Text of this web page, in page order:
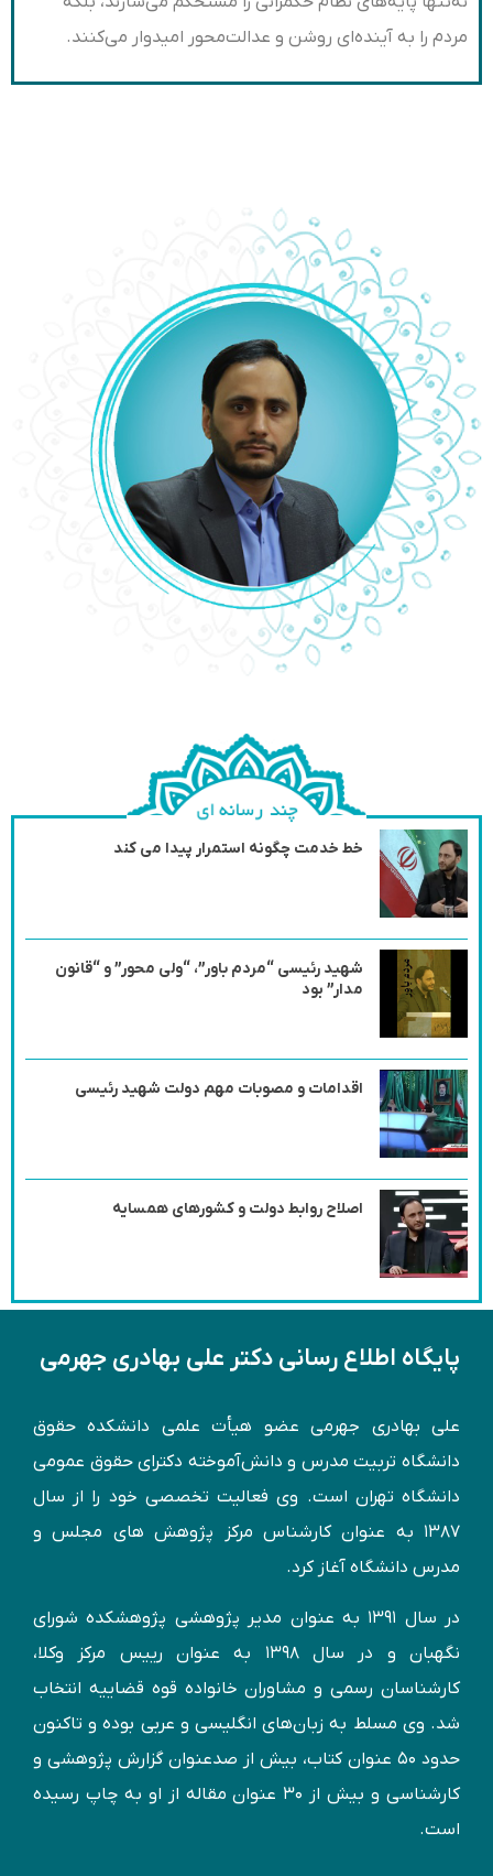
مردم را به آینده‌ای روشن و عدالت‌محور امیدوار می‌کنند.
خط خدمت چگونه استمرار پیدا می کند
شهید رئیسی “مردم باور”، “ولی محور” و “قانون
مدار” بود
اقدامات و مصوبات مهم دولت شهید رئیسی
اصلاح روابط دولت و کشورهای همسایه
پایگاه اطلاع رسانی دکتر علی بهادری جهرمی
علی بهادری جهرمی عضو هیأت علمی دانشکده حقوق
دانشگاه تربیت مدرس و دانش‌آموخته دكترای حقوق عمومی
دانشگاه تهران است. وی فعالیت تخصصی خود را از سال
۱۳۸۷ به عنوان کارشناس مركز پژوهش های مجلس و
مدرس دانشگاه آغاز کرد.
در سال ۱۳۹۱ به عنوان مدير پژوهشی پژوهشكده شورای
نگهبان و در سال ۱۳۹۸ به عنوان رییس مرکز وکلا،
کارشناسان رسمی و مشاوران خانواده قوه قضاییه انتخاب
شد. وی مسلط به زبان‌های انگليسی و عربی بوده و تاكنون
حدود ۵۰ عنوان كتاب، بیش از صدعنوان گزارش پژوهشی و
کارشناسی و بيش از ۳۰ عنوان مقاله از او به چاپ رسيده
است.